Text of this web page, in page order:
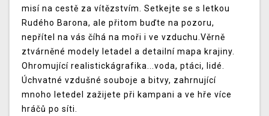
misí na cestě za vítězstvím. Setkejte se s letkou
Rudého Barona, ale přitom buďte na pozoru,
nepřítel na vás číhá na moři i ve vzduchu.Věrně
ztvárněné modely letadel a detailní mapa krajiny.
Ohromující realistickágrafika...voda, ptáci, lidé.
Úchvatné vzdušné souboje a bitvy, zahrnující
mnoho letedel zažijete při kampani a ve hře více
hráčů po síti.